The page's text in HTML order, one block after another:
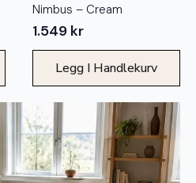
Nimbus – Cream
1.549 kr
Legg I Handlekurv